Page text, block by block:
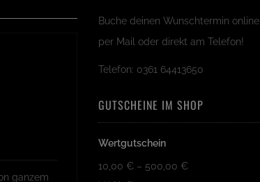
ganzem
Buche deinen Wunschtermin online,
per Mail oder direkt am Telefon!
Telefon: 0361 64413650
GUTSCHEINE IM SHOP
Wertgutschein
10,00 € – 500,00 €